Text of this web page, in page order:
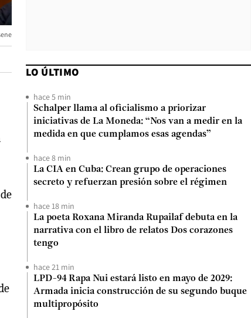
LO ÚLTIMO
hace 5 min
Schalper llama al oficialismo a priorizar
iniciativas de La Moneda: “Nos van a medir en la
medida en que cumplamos esas agendas”
hace 8 min
La CIA en Cuba: Crean grupo de operaciones
secreto y refuerzan presión sobre el régimen
hace 18 min
La poeta Roxana Miranda Rupailaf debuta en la
narrativa con el libro de relatos Dos corazones
tengo
hace 21 min
LPD-94 Rapa Nui estará listo en mayo de 2029:
Armada inicia construcción de su segundo buque
multipropósito